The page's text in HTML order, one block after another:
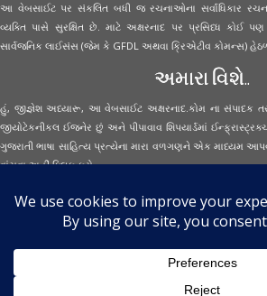
આ વેબસાઈટ પર સંકલિત બધી જ રચનાઓના સર્વાધિકાર
વ્યક્તિ પાસે સુરક્ષિત છે. માટે અક્ષરનાદ પર પ્રસિધ્ધ
સાર્વજનિક લાઈસંસ (જેમ કે GFDL અથવા ક્રિએટીવ કોમન્સ)
અમારા વિશે..
હું, જીજ્ઞેશ અધ્યારૂ, આ વેબસાઈટ અક્ષરનાદ.કોમ ના સંપાદક
જીયોટેકનીકલ ઈજનેર છું અને પીપાવાવ શિપયાર્ડમાં
ગુજરાતી ભાષા સાહિત્ય પ્રત્યેના મારા વળગણને એક માધ્યમ
વાંચવાઅહીં ક્લિક કરો...
Secured Site
Aksharnaad.com By Jignesh